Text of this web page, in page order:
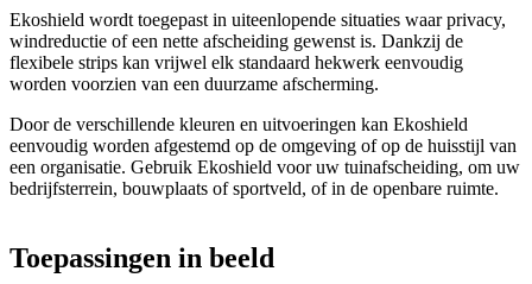
Ekoshield wordt toegepast in uiteenlopende situaties waar privacy,
windreductie of een nette afscheiding gewenst is. Dankzij de
flexibele strips kan vrijwel elk standaard hekwerk eenvoudig
worden voorzien van een duurzame afscherming.
Door de verschillende kleuren en uitvoeringen kan Ekoshield
eenvoudig worden afgestemd op de omgeving of op de huisstijl van
een organisatie. Gebruik Ekoshield voor uw tuinafscheiding, om uw
bedrijfsterrein, bouwplaats of sportveld, of in de openbare ruimte.
Toepassingen in beeld